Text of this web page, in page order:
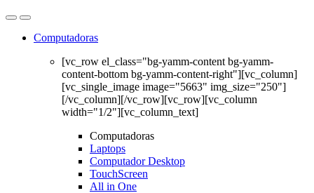
Computadoras
[vc_row el_class="bg-yamm-content bg-yamm-
content-bottom bg-yamm-content-right"][vc_column]
[vc_single_image image="5663" img_size="250"]
[/vc_column][/vc_row][vc_row][vc_column
width="1/2"][vc_column_text]
Computadoras
Laptops
Computador Desktop
TouchScreen
All in One